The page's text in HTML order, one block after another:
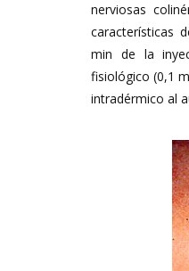
nerviosas
características
min de la
fisiológico (0,1
intradérmico al